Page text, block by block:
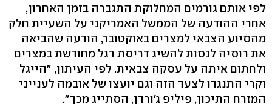
לפי אותם גורמים המחלוקת התגברה בזמן האחרון,
אחרי ההודעה של הממשל האמריקני על השעיית חלק
מהסיוע הצבאי למצרים באוקטובר, הודעה שהביאה
את רוסיה לנסות להשיג דריסת רגל מחודשת במצרים
ולחתום איתה על עסקה צבאית. לפי העיתון, "הייגל
וקרי התנגדו לצעד הזה וגם יועצו של אובמה לענייני
המזרח התיכון, פיליפ ג'ורדן, הסתייג מכך".